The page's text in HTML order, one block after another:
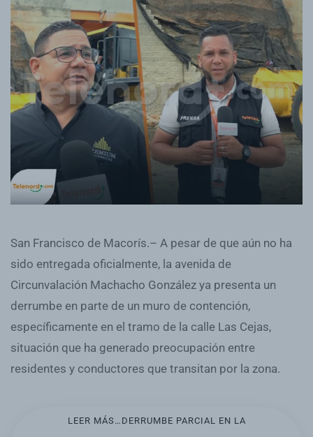
San Francisco de Macorís.– A pesar de que aún no ha
sido entregada oficialmente, la avenida de
Circunvalación Machacho González ya presenta un
derrumbe en parte de un muro de contención,
específicamente en el tramo de la calle Las Cejas,
situación que ha generado preocupación entre
residentes y conductores que transitan por la zona.
LEER MÁS…DERRUMBE PARCIAL EN LA